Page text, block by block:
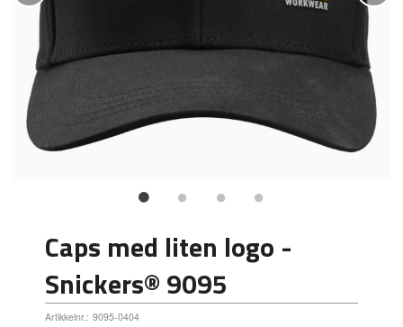
Caps med liten logo -
Snickers® 9095
Artikkelnr.: 9095-0404